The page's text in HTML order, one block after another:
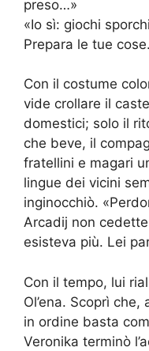
preso…»
«Io sì: giochi
Prepara le tue
Con il costume
vide crollare il
domestici; solo il
che beve, il
fratellini e magari
lingue dei vicini
inginocchiò.
Arcadij non
esisteva più. Lei
Con il tempo, lui
Ol’ena. Scoprì
in ordine basta
Veronika terminò